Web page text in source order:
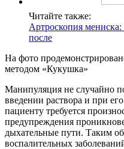
Читайте также:
Артроскопия мениска:
после
На фото
методом «Кукушка»
Манипуляция не случайно
введении раствора и при
пациенту требуется
предупреждения
дыхательные пути. Таким
воспалительных